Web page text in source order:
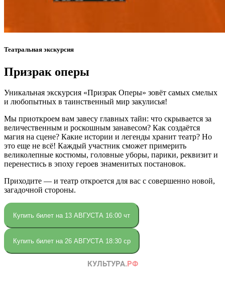
Театральная экскурсия
Призрак оперы
Уникальная экскурсия «Призрак Оперы» зовёт самых смелых
и любопытных в таинственный мир закулисья!
Мы приоткроем вам завесу главных тайн: что скрывается за
величественным и роскошным занавесом? Как создаётся
магия на сцене? Какие истории и легенды хранит театр? Но
это еще не всё! Каждый участник сможет примерить
великолепные костюмы, головные уборы, парики, реквизит и
перенестись в эпоху героев знаменитых постановок.
Приходите — и театр откроется для вас с совершенно новой,
загадочной стороны.
Купить билет на 13 АВГУСТА 16:00 чт
Купить билет на 26 АВГУСТА 18:30 ср